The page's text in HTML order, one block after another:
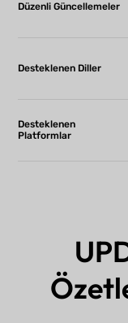
Düzenli Güncellemeler
Desteklenen Diller
Desteklenen
Platformlar